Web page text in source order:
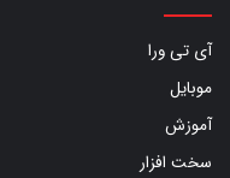
آی تی ورا
موبایل
آموزش
سخت افزار